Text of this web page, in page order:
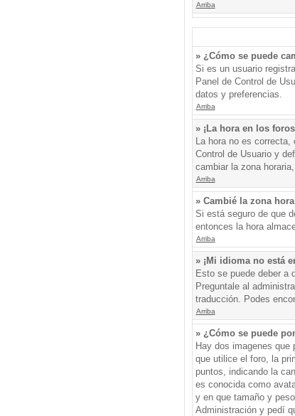
Arriba
» ¿Cómo se puede
Si es un usuario
Panel de Control de
datos y preferencias.
Arriba
» ¡La hora en los
La hora no es
Control de Usuario y
cambiar la zona
Arriba
» Cambié la zona
Si está seguro de que
entonces la hora
Arriba
» ¡Mi idioma no está
Esto se puede deber a
Preguntale al
traducción. Podes
Arriba
» ¿Cómo se puede
Hay dos imagenes que
que utilice el foro, la
puntos, indicando la
es conocida como
y en que tamaño y
Administración y pedí